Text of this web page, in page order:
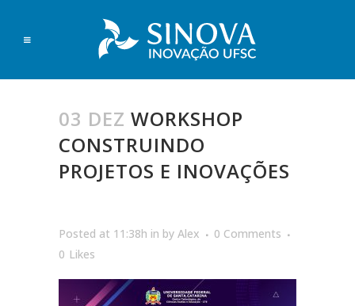
03 DEZ WORKSHOP
CONSTRUINDO
PROJETOS E INOVAÇÕES
Posted at 11:38h in by Alex
0 Comments
0 Likes